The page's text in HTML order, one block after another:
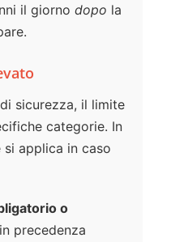
il giorno dopo la
sicurezza, il limite
categorie. In
si applica in caso
o
precedenza